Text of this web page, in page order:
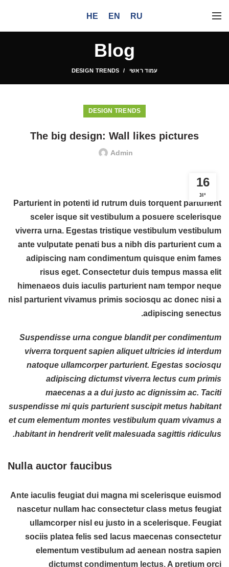
HE EN RU
Blog
עמוד ראשי DESIGN TRENDS
DESIGN TRENDS
The big design: Wall likes pictures
Admin
16
יונ
Parturient in potenti id rutrum duis torquent parturient
sceler isque sit vestibulum a posuere scelerisque
viverra urna. Egestas tristique vestibulum vestibulum
ante vulputate penati bus a nibh dis parturient cum a
adipiscing nam condimentum quisque enim fames
risus eget. Consectetur duis tempus massa elit
himenaeos duis iaculis parturient nam tempor neque
nisl parturient vivamus primis sociosqu ac donec nisi a
adipiscing senectus.
Suspendisse urna congue blandit per condimentum
viverra torquent sapien aliquet ultricies id interdum
natoque ullamcorper parturient. Egestas sociosqu
adipiscing dictumst viverra lectus cum primis
maecenas a a dui justo ac dignissim ac. Taciti
suspendisse mi quis parturient suscipit metus habitant
et cum elementum montes vestibulum quam vivamus a
habitant in hendrerit velit malesuada sagittis ridiculus.
Nulla auctor faucibus
Ante iaculis feugiat dui magna mi scelerisque euismod
nascetur nullam hac consectetur class metus feugiat
ullamcorper nisl eu justo in a scelerisque. Feugiat
sociis platea felis sed lacus maecenas consectetur
elementum vestibulum ad aenean nostra sapien
dictumst condimentum lectus. A pretium orci